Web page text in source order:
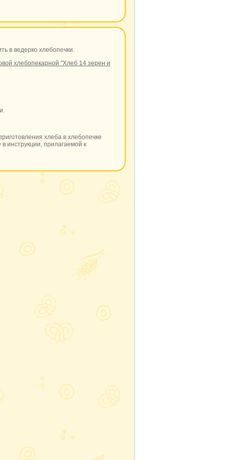
в ведерко хлебопечки.
хлебопекарной "Хлеб 14 зерен и
хлеба в хлебопечке
инструкции, прилагаемой к